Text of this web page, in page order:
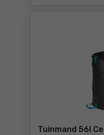
Tuinmand 56l